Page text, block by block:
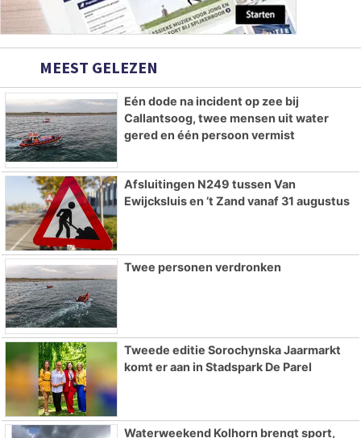
MEEST GELEZEN
Eén dode na incident op zee bij
Callantsoog, twee mensen uit water
gered en één persoon vermist
Afsluitingen N249 tussen Van
Ewijcksluis en ’t Zand vanaf 31 augustus
Twee personen verdronken
Tweede editie Sorochynska Jaarmarkt
komt er aan in Stadspark De Parel
Waterweekend Kolhorn brengt sport,